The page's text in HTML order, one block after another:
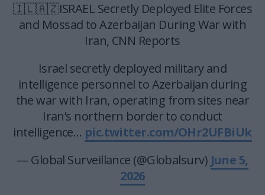
🇮🇱🇦🇿ISRAEL Secretly Deployed Elite Forces
and Mossad to Azerbaijan During War with
Iran, CNN Reports
Israel secretly deployed military and
intelligence personnel to Azerbaijan during
the war with Iran, operating from sites near
Iran’s northern border to conduct
intelligence… pic.twitter.com/OHr2UFBiUk
— Global Surveillance (@Globalsurv) June 5,
2026